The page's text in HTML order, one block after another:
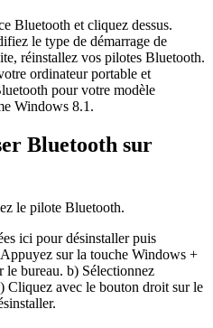
Bluetooth et cliquez dessus.
le type de démarrage de
réinstallez vos pilotes Bluetooth.
ordinateur portable et
pour votre modèle
Windows 8.1.
Bluetooth sur
le pilote Bluetooth.
ici pour désinstaller puis
sur la touche Windows +
le bureau. b) Sélectionnez
Cliquez avec le bouton droit sur le